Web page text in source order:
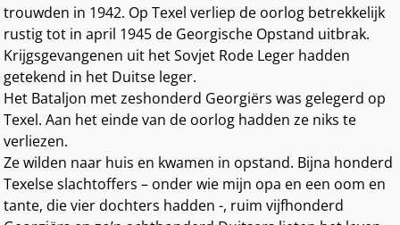
trouwden in 1942. Op Texel verliep de oorlog betrekkelijk
rustig tot in april 1945 de Georgische Opstand uitbrak.
Krijgsgevangenen uit het Sovjet Rode Leger hadden
getekend in het Duitse leger.
Het Bataljon met zeshonderd Georgiërs was gelegerd op
Texel. Aan het einde van de oorlog hadden ze niks te
verliezen.
Ze wilden naar huis en kwamen in opstand. Bijna honderd
Texelse slachtoffers – onder wie mijn opa en een oom en
tante, die vier dochters hadden -, ruim vijfhonderd